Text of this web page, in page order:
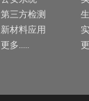
第三方检测
新材料应用
更多.....